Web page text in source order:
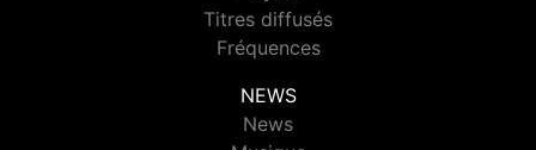
Titres diffusés
Fréquences
NEWS
News